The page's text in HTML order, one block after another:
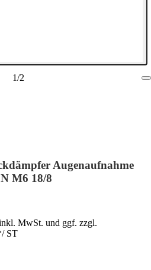
1/2
Augenaufnahme
M6 18/8
MwSt. und ggf. zzgl.
/ ST